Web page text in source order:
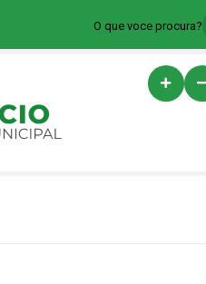
O que voce procura?